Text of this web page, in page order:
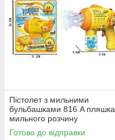
Пістолет з мильними
бульбашками 816 A пляшка
мильного розчину
Готово до відправки